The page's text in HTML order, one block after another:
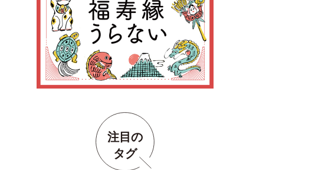
注目の
タグ